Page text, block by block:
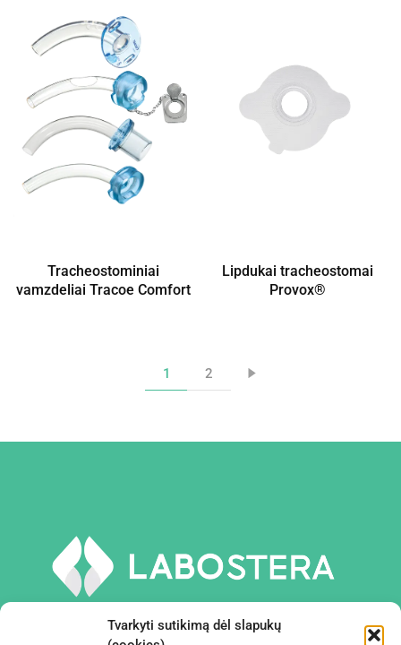
Tvarkyti sutikimą dėl slapukų
Tracheostominiai
vamzdeliai Tracoe Comfort
Lipdukai tracheostomai
Provox®
1 2